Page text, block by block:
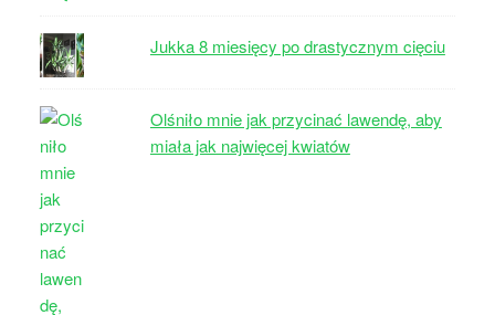
Jukka 8 miesięcy po drastycznym cięciu
Olśniło mnie jak przycinać lawendę, aby
miała jak najwięcej kwiatów